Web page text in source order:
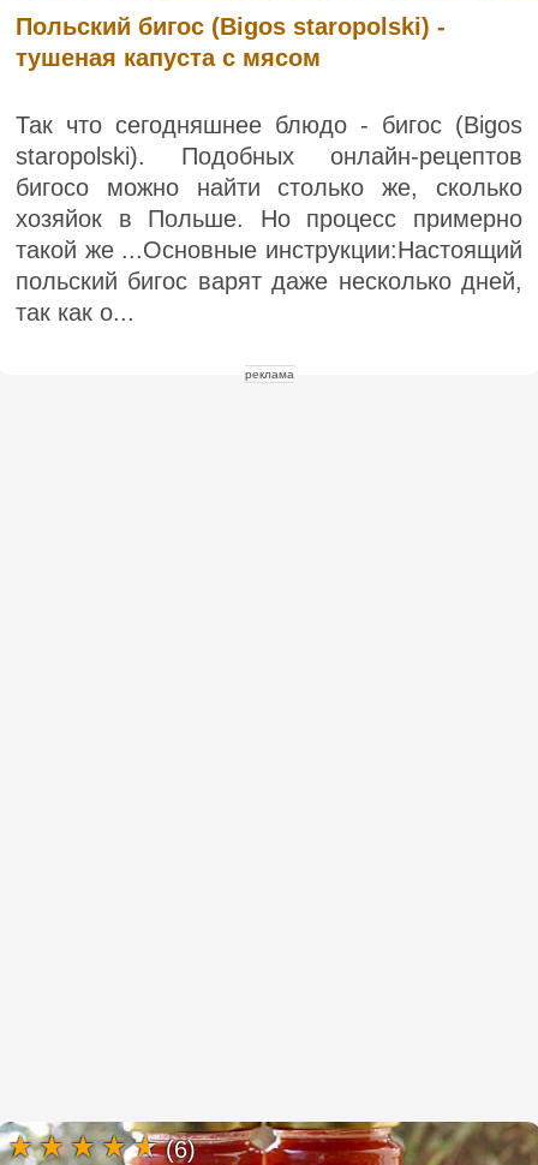
Польский бигос (Bigos staropolski) -
тушеная капуста с мясом
Так что сегодняшнее блюдо - бигос (Bigos
staropolski). Подобных онлайн-рецептов
бигосо можно найти столько же, сколько
хозяйок в Польше. Но процесс примерно
такой же ...Основные инструкции:Настоящий
польский бигос варят даже несколько дней,
так как о...
реклама
(6)